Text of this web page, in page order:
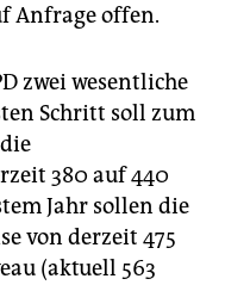
Anfrage offen.
zwei wesentliche
Schritt soll zum
380 auf 440
Jahr sollen die
von derzeit 475
(aktuell 563